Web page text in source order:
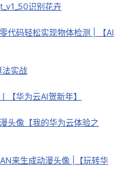
识别花卉
代码轻松实现物体检测 | 【AI
实战
【华为云AI贺新年】
头像【我的华为云体验之
来生成动漫头像 |【玩转华